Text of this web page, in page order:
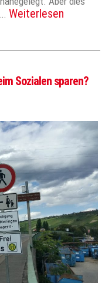
Weiterlesen
Sozialen sparen?